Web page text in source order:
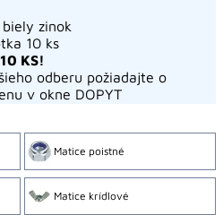
zinok
10 ks
KS!
odberu požiadajte o
v okne DOPYT
Matice poistné
Matice krídlové